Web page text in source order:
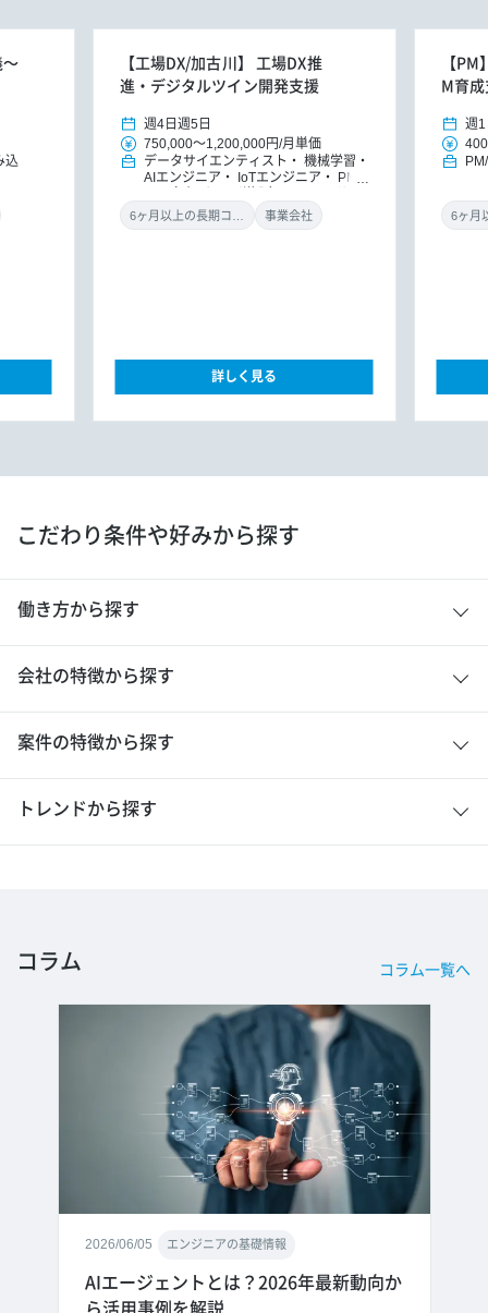
込
【工場DX/加古川】 工場DX推
進・デジタルツイン開発支援
週4日 週5日
750,000～1,200,000円/月単価
データサイエンティスト
機械学習・
AIエンジニア
IoTエンジニア
PM/P
タント（アプリ）
ITコンサルタント
（インフラ）
ITコンサルタント
事業会社
詳しく見る
【
M育
週1
こだわり条件や好みから探す
働き方から探す
会社の特徴から探す
案件の特徴から探す
トレンドから探す
コラム コラム一覧へ
2026/06/05 エンジニアの基礎情報
AIエージェントとは？2026年最新動向か
ら活用事例を解説